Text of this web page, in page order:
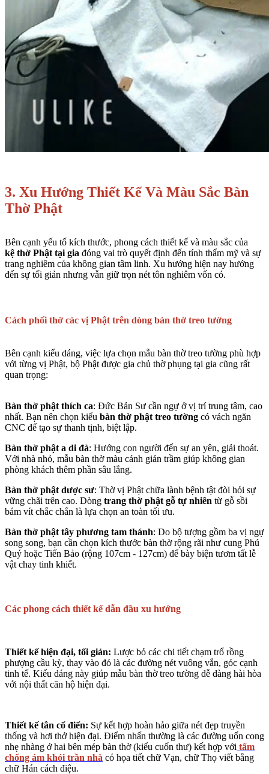
3. Xu Hướng Thiết Kế Và Màu Sắc Bàn
Thờ Phật
Bên cạnh yếu tố kích thước, phong cách thiết kế và màu sắc của
kệ thờ Phật tại gia đóng vai trò quyết định đến tính thẩm mỹ và sự
trang nghiêm của không gian tâm linh. Xu hướng hiện nay hướng
đến sự tối giản nhưng vẫn giữ trọn nét tôn nghiêm vốn có.
Cách phối thờ các vị Phật trên dòng bàn thờ treo tường
Bên cạnh kiểu dáng, việc lựa chọn mẫu bàn thờ treo tường phù hợp
với từng vị Phật, bộ Phật được gia chủ thờ phụng tại gia cũng rất
quan trọng:
Bàn thờ phật thích ca: Đức Bản Sư cần ngự ở vị trí trung tâm, cao
nhất. Bạn nên chọn kiểu bàn thờ phật treo tường có vách ngăn
CNC để tạo sự thanh tịnh, biệt lập.
Bàn thờ phật a di đà: Hướng con người đến sự an yên, giải thoát.
Với nhà nhỏ, mẫu bàn thờmàu cánh gián trầm giúp không gian
phòng khách thêm phần sâu lắng.
Bàn thờ phật dược sư: Thờ vị Phật chữa lành bệnh tật đòi hỏi sự
vững chãi trên cao. Dòng trang thờ phật gỗ tự nhiên từ gỗ sồi
bám vít chắc chắn là lựa chọn an toàn tối ưu.
Bàn thờ phật tây phương tam thánh: Do bộ tượng gồm ba vị ngự
song song, bạn cần chọn kích thước bàn thờrộng rãi như cung Phú
Quý hoặc Tiến Bảo (rộng 107cm - 127cm) để bày biện tươm tất lễ
vật chay tinh khiết.
Các phong cách thiết kế dẫn đầu xu hướng
Thiết kế hiện đại, tối giản: Lược bỏ các chi tiết chạm trổ rồng
phượng cầu kỳ, thay vào đó là các đường nét vuông vắn, góc cạnh
tinh tế. Kiểu dáng này giúp mẫu bàn thờ treo tường dễ dàng hài hòa
với nội thất căn hộ hiện đại.
Thiết kế tân cổ điển: Sự kết hợp hoàn hảo giữa nét đẹp truyền
thống và hơi thở hiện đại. Điểm nhấn thường là các đường uốn cong
nhẹ nhàng ở hai bên mép bàn thờ (kiểu cuốn thư) kết hợp với tấm
chống ám khói trần nhà có họa tiết chữ Vạn, chữ Thọ viết bằng
chữ Hán cách điệu.